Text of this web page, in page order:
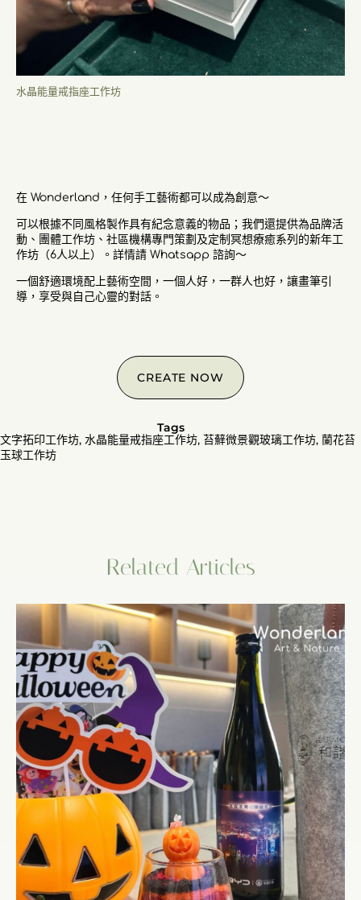
水晶能量戒指座工作坊
在 Wonderland，任何手工藝術都可以成為創意～
可以根據不同風格製作具有紀念意義的物品；我們還提供為品牌活
動、團體工作坊、社區機構專門策劃及定制冥想療癒系列的新年工
作坊（6人以上）。詳情請 Whatsapp 諮詢～
一個舒適環境配上藝術空間，一個人好，一群人也好，讓畫筆引
導，享受與自己心靈的對話。
CREATE NOW
Tags
文字拓印工作坊, 水晶能量戒指座工作坊, 苔蘚微景觀玻璃工作坊, 蘭花苔
玉球工作坊
Related Articles